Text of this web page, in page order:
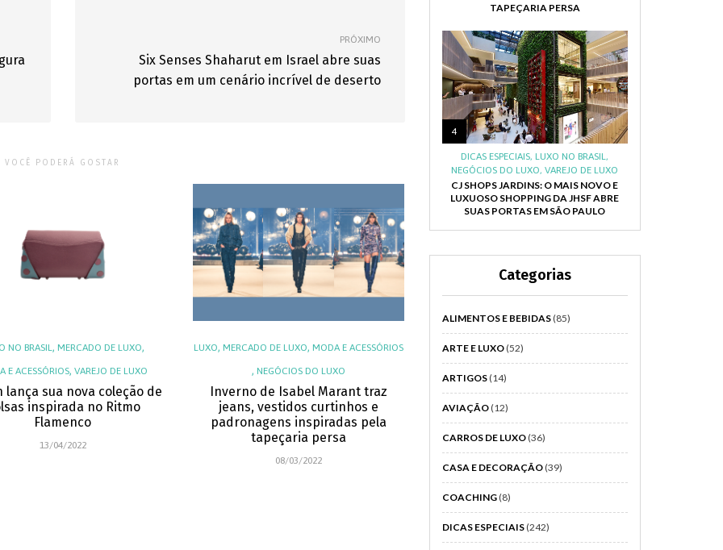
PRÓXIMO
Six Senses Shaharut em Israel abre suas
portas em um cenário incrível de deserto
VOCÊ PODERÁ GOSTAR
NO BRASIL, MERCADO DE LUXO,
E ACESSÓRIOS, VAREJO DE LUXO
lança sua nova coleção de
inspirada no Ritmo
Flamenco
13/04/2022
LUXO,MERCADO DE LUXO,MODA E ACESSÓRIOS
,NEGÓCIOS DO LUXO
Inverno de Isabel Marant traz
jeans, vestidos curtinhos e
padronagens inspiradas pela
tapeçaria persa
08/03/2022
TAPEÇARIA PERSA
4
DICAS ESPECIAIS,LUXO NO BRASIL,
NEGÓCIOS DO LUXO,VAREJO DE LUXO
CJ SHOPS JARDINS: O MAIS NOVO E
LUXUOSO SHOPPING DA JHSF ABRE
SUAS PORTAS EM SÃO PAULO
Categorias
ALIMENTOS E BEBIDAS(85)
ARTE E LUXO(52)
ARTIGOS(14)
AVIAÇÃO(12)
CARROS DE LUXO(36)
CASA E DECORAÇÃO(39)
COACHING(8)
DICAS ESPECIAIS(242)